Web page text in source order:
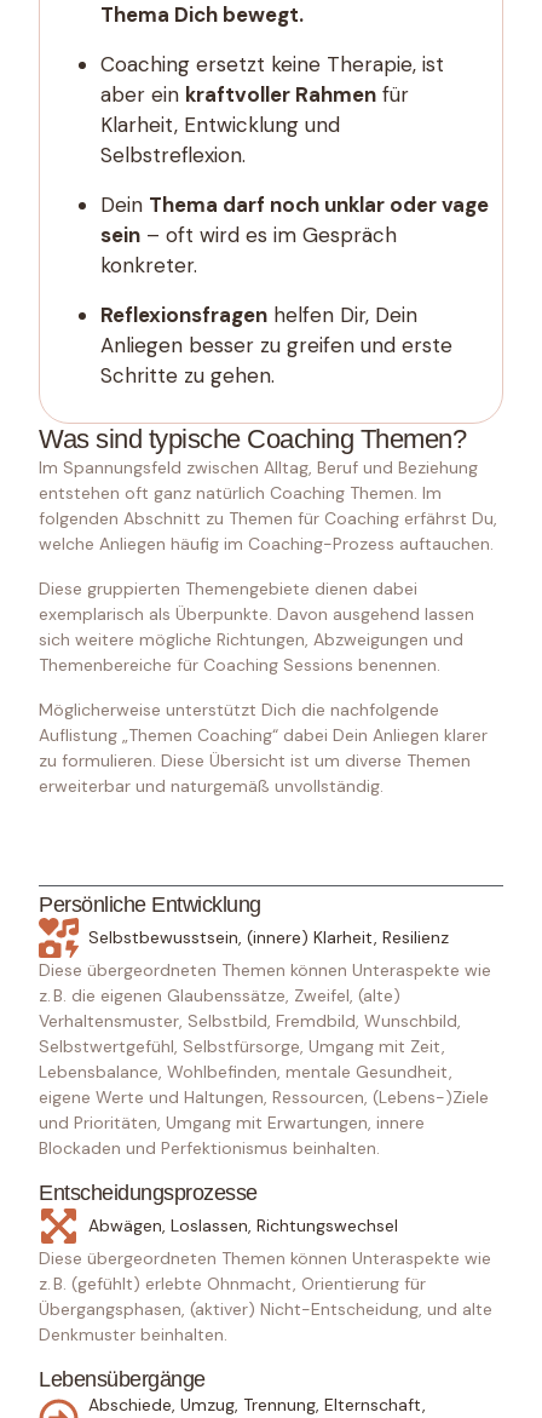
Thema Dich bewegt.
Coaching ersetzt keine Therapie, ist
aber ein kraftvoller Rahmen für
Klarheit, Entwicklung und
Selbstreflexion.
Dein Thema darf noch unklar oder vage
sein – oft wird es im Gespräch
konkreter.
Reflexionsfragen helfen Dir, Dein
Anliegen besser zu greifen und erste
Schritte zu gehen.
Was sind typische Coaching Themen?
Im Spannungsfeld zwischen Alltag, Beruf und Beziehung
entstehen oft ganz natürlich Coaching Themen. Im
folgenden Abschnitt zu Themen für Coaching erfährst Du,
welche Anliegen häufig im Coaching-Prozess auftauchen.
Diese gruppierten Themengebiete dienen dabei
exemplarisch als Überpunkte. Davon ausgehend lassen
sich weitere mögliche Richtungen, Abzweigungen und
Themenbereiche für Coaching Sessions benennen.
Möglicherweise unterstützt Dich die nachfolgende
Auflistung „Themen Coaching“ dabei Dein Anliegen klarer
zu formulieren. Diese Übersicht ist um diverse Themen
erweiterbar und naturgemäß unvollständig.
Persönliche Entwicklung
Selbstbewusstsein, (innere) Klarheit, Resilienz
Diese übergeordneten Themen können Unteraspekte wie
z. B. die eigenen Glaubenssätze, Zweifel, (alte)
Verhaltensmuster, Selbstbild, Fremdbild, Wunschbild,
Selbstwertgefühl, Selbstfürsorge, Umgang mit Zeit,
Lebensbalance, Wohlbefinden, mentale Gesundheit,
eigene Werte und Haltungen, Ressourcen, (Lebens-)Ziele
und Prioritäten, Umgang mit Erwartungen, innere
Blockaden und Perfektionismus beinhalten.
Entscheidungsprozesse
Abwägen, Loslassen, Richtungswechsel
Diese übergeordneten Themen können Unteraspekte wie
z. B. (gefühlt) erlebte Ohnmacht, Orientierung für
Übergangsphasen, (aktiver) Nicht-Entscheidung, und alte
Denkmuster beinhalten.
Lebensübergänge
Abschiede, Umzug, Trennung, Elternschaft,